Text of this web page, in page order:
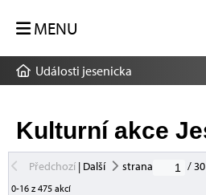
MENU
Události jesenicka
Kulturní akce
Předchozí| Další strana / 30
0-16 z 475 akcí